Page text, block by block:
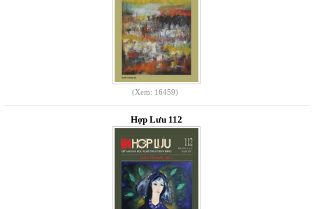
(Xem: 16459)
Hợp Lưu 112